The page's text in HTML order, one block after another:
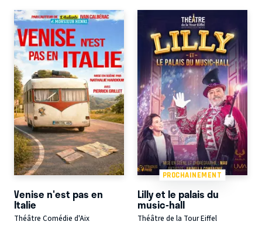
Venise n'est pas en
Italie
Théâtre Comédie d'Aix
PROCHAINEMENT
Lilly et le palais du
music-hall
Théâtre de la Tour Eiffel